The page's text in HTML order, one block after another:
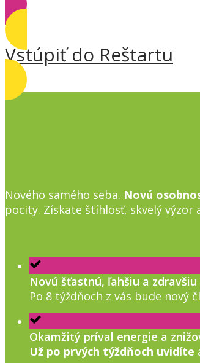
Vstúpiť do Reštartu
Nového samého seba. Novú
pocity. Získate štíhlosť, skvelý výzor
Novú šťastnú, ľahšiu a
Po 8 týždňoch z vás bude nový
Okamžitý príval energie a
Už po prvých týždňoch uvidíte